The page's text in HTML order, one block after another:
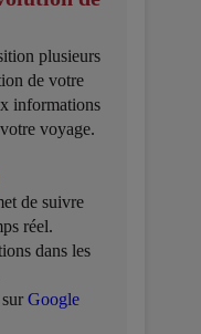
plusieurs
de votre
informations
voyage.
de suivre
réel.
dans les
Google